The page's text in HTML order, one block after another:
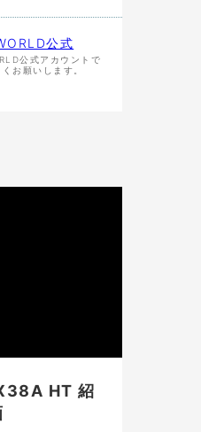
公式
公式アカウントで
お願いします。
HT 紹